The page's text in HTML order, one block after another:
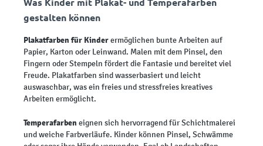
gestalten können
Plakatfarben für Kinderermöglichen bunte Arbeiten auf
Papier, Karton oder Leinwand. Malen mit dem Pinsel, den
Fingern oder Stempeln fördert die Fantasie und bereitet viel
Freude. Plakatfarben sind wasserbasiert und leicht
auswaschbar, was ein freies und stressfreies kreatives
Arbeiten ermöglicht.
Temperafarben eignen sich hervorragend für Schichtmalerei
und weiche Farbverläufe. Kinder können Pinsel, Schwämme